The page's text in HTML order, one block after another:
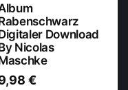
Download
Nicolas
€